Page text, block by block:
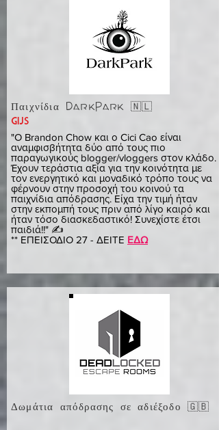
Παιχνίδια DarkPark 🇳🇱
gijs
"Ο Brandon Chow και ο Cici Cao είναι
αναμφισβήτητα δύο από τους πιο
παραγωγικούς blogger/vloggers στον κλάδο.
Έχουν τεράστια αξία για την κοινότητα με
τον ενεργητικό και μοναδικό τρόπο τους να
φέρνουν στην προσοχή του κοινού τα
παιχνίδια απόδρασης. Είχα την τιμή ήταν
στην εκπομπή τους πριν από λίγο καιρό και
ήταν τόσο διασκεδαστικό! Συνεχίστε έτσι
παιδιά!!" ✍️
** ΕΠΕΙΣΟΔΙΟ 27 - ΔΕΙΤΕ ΕΔΩ
Δωμάτια απόδρασης σε αδιέξοδο 🇬🇧